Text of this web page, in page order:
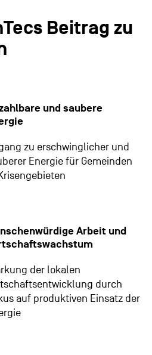
Beitrag zu
und saubere
zu erschwinglicher und
Energie für Gemeinden
Arbeit und
der lokalen
durch
auf produktiven Einsatz der